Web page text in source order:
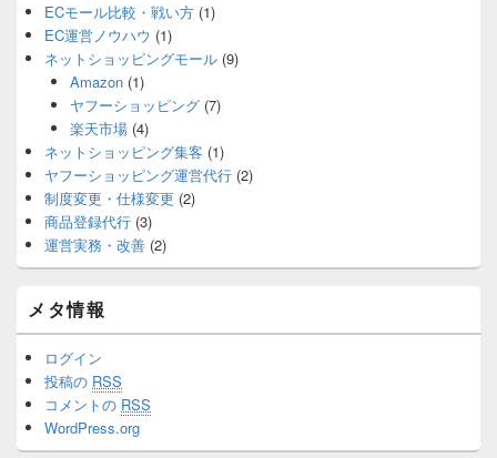
ECモール比較・戦い方 (1)
EC運営ノウハウ (1)
ネットショッピングモール (9)
Amazon(1)
ヤフーショッピング(7)
楽天市場(4)
ネットショッピング集客 (1)
ヤフーショッピング運営代行 (2)
制度変更・仕様変更 (2)
商品登録代行 (3)
運営実務・改善 (2)
メタ情報
ログイン
投稿の RSS
コメントの RSS
WordPress.org